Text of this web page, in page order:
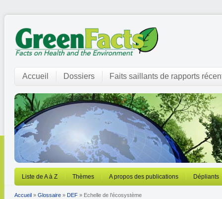
Accueil Dossiers Faits saillants de rapports
Liste de A à Z Thèmes A propos des publications Dépliants
Accueil » Glossaire » DEF » Echelle de l'écosystème